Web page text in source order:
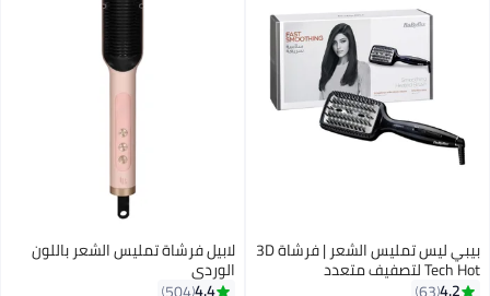
بيبي ليس تمليس الشعر | فرشاة 3D
Tech Hot لتصفيف متعدد
الاستخدامات ونتائج سلسة | تصميم
لابيل فرشاة تمليس الشعر باللون
الوردي